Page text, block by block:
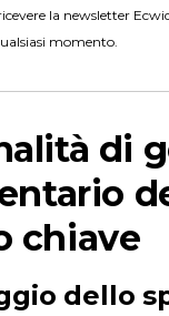
la newsletter
momento.
di
chiave
dello